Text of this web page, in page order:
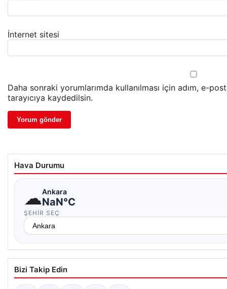
İnternet sitesi
Daha sonraki yorumlarımda kullanılması için adım, e-
tarayıcıya kaydedilsin.
Hava Durumu
☁Ankara
NaN°C
ŞEHIR SEÇ
Bizi Takip Edin